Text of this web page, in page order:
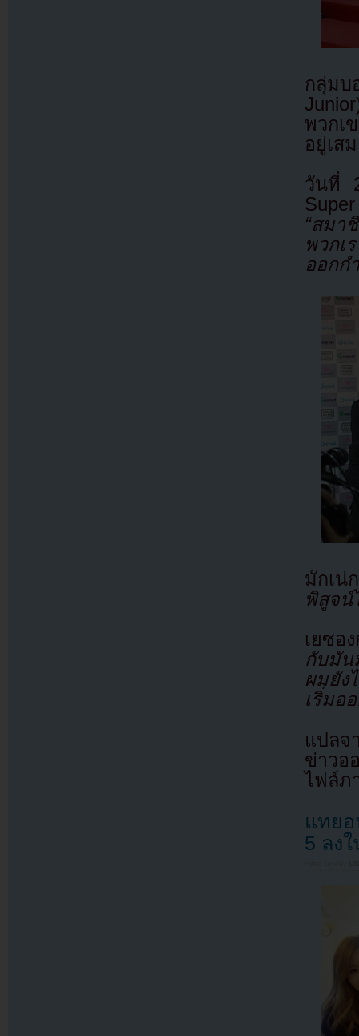
กลุ่ม
พวกเ
อยู่เส
วันที่
“สมา
พวกเ
ออกก
มักเ
พิสูจน์
เยซอ
กับมัน
ผมยัง
เริ่มอ
แปลจ
ข่าว
ไฟล์ภ
แทย
5 ลง